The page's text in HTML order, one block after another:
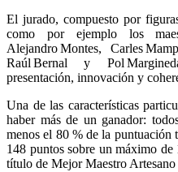
El jurado, compuesto por
como por ejemplo los
Alejandro Montes, Carles
Raúl Bernal y Pol
presentación, innovación y
Una de las características
haber más de un ganador:
menos el 80 % de la puntuación
148 puntos sobre un máximo de
título de Mejor Maestro